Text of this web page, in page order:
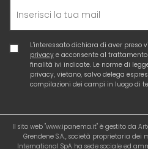
L'interessato dichiara di aver preso
privacy e acconsente al
finalità ivi indicate. Le norme di
privacy, vietano, salvo delega
compilazioni dei campi in luogo di
Il sito web "www.ipanema.it" è gestito da
Grendene S.A., società proprietaria
International SpA ha sede sociale ed